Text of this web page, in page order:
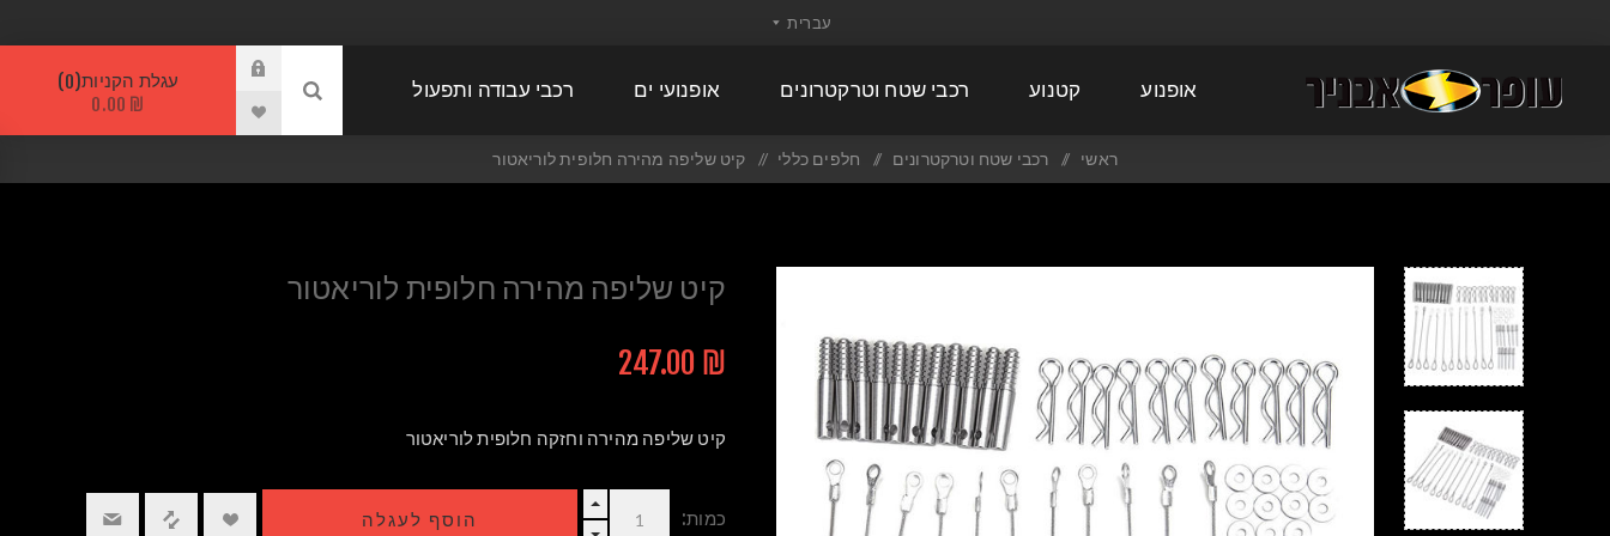
אופנוע קטנוע רכבי שטח וטרקטרונים אופנועי ים רכבי עבודה ותפעול עגלת הקניות 0
₪ 0.00
ראשי / רכבי שטח וטרקטרונים / חלפים כללי / קיט שליפה מהירה חלופית לוריאטור
קיט שליפה מהירה חלופית לוריאטור
₪ 247.00
קיט שליפה מהירה וחזקה חלופית לוריאטור
כמות: